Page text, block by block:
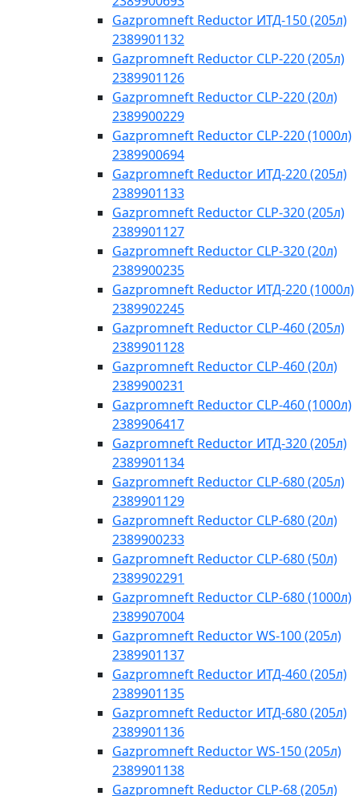
Gazpromneft Reductor ИТД-150 (205л)
2389901132
Gazpromneft Reductor CLP-220 (205л)
2389901126
Gazpromneft Reductor CLP-220 (20л)
2389900229
Gazpromneft Reductor CLP-220 (1000л)
2389900694
Gazpromneft Reductor ИТД-220 (205л)
2389901133
Gazpromneft Reductor CLP-320 (205л)
2389901127
Gazpromneft Reductor CLP-320 (20л)
2389900235
Gazpromneft Reductor ИТД-220 (1000л)
2389902245
Gazpromneft Reductor CLP-460 (205л)
2389901128
Gazpromneft Reductor CLP-460 (20л)
2389900231
Gazpromneft Reductor CLP-460 (1000л)
2389906417
Gazpromneft Reductor ИТД-320 (205л)
2389901134
Gazpromneft Reductor CLP-680 (205л)
2389901129
Gazpromneft Reductor CLP-680 (20л)
2389900233
Gazpromneft Reductor CLP-680 (50л)
2389902291
Gazpromneft Reductor CLP-680 (1000л)
2389907004
Gazpromneft Reductor WS-100 (205л)
2389901137
Gazpromneft Reductor ИТД-460 (205л)
2389901135
Gazpromneft Reductor ИТД-680 (205л)
2389901136
Gazpromneft Reductor WS-150 (205л)
2389901138
Gazpromneft Reductor CLP-68 (205л)